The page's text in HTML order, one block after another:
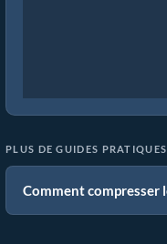
PLUS DE GUIDES PRATIQUES
Comment compresser